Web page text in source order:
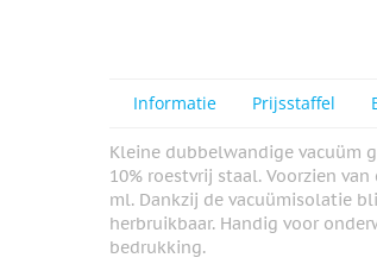
View larger image
View larger image
Informatie Prijsstaffel
Kleine dubbelwandige vacuüm
10% roestvrij staal. Voorzien
ml. Dankzij de vacuümisolatie
herbruikbaar. Handig voor
bedrukking.